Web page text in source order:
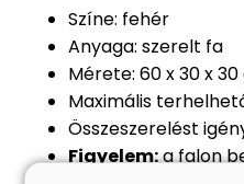
Színe: fehér
Anyaga: szerelt fa
Mérete: 60 x 30 x
Maximális
Összeszerelést
Figyelem:a falon